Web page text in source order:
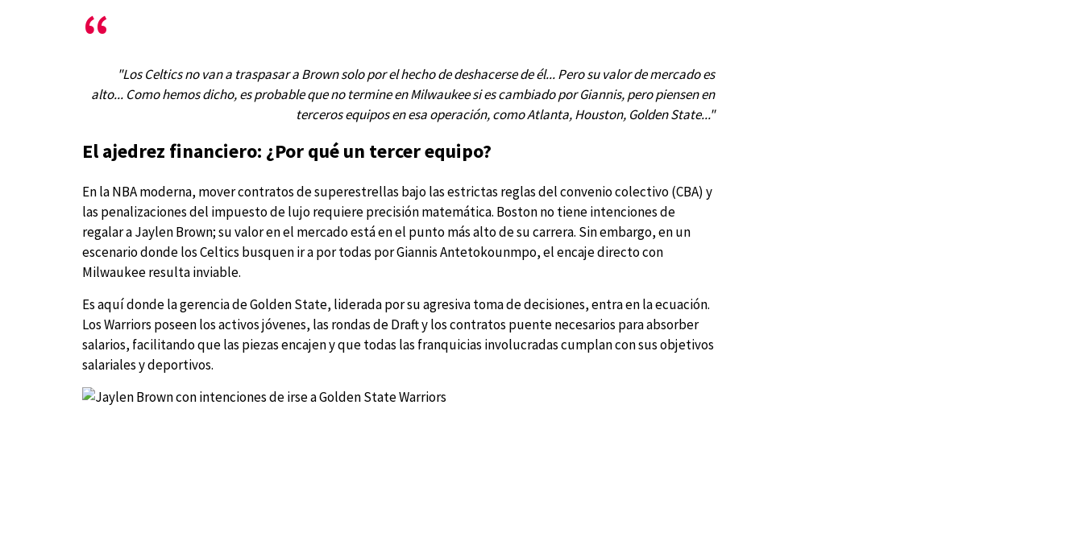
"Los Celtics no van a traspasar a Brown solo por el hecho de deshacerse de él... Pero su valor de mercado es
alto... Como hemos dicho, es probable que no termine en Milwaukee si es cambiado por Giannis, pero piensen en
terceros equipos en esa operación, como Atlanta, Houston, Golden State..."
El ajedrez financiero: ¿Por qué un tercer equipo?
En la NBA moderna, mover contratos de superestrellas bajo las estrictas reglas del convenio colectivo (CBA) y
las penalizaciones del impuesto de lujo requiere precisión matemática. Boston no tiene intenciones de
regalar a Jaylen Brown; su valor en el mercado está en el punto más alto de su carrera. Sin embargo, en un
escenario donde los Celtics busquen ir a por todas por Giannis Antetokounmpo, el encaje directo con
Milwaukee resulta inviable.
Es aquí donde la gerencia de Golden State, liderada por su agresiva toma de decisiones, entra en la ecuación.
Los Warriors poseen los activos jóvenes, las rondas de Draft y los contratos puente necesarios para absorber
salarios, facilitando que las piezas encajen y que todas las franquicias involucradas cumplan con sus objetivos
salariales y deportivos.